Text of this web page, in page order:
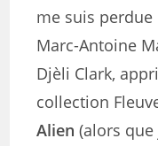
me suis
Marc-Antoine
Djèli Clark,
collection
Alien (alors que